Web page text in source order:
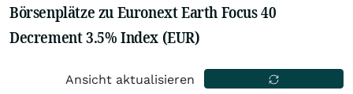
Börsenplätze zu Euronext Earth Focus 40
Decrement 3.5% Index (EUR)
Ansicht aktualisieren